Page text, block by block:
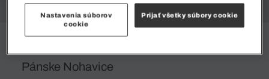
Pánske Nohavice
Nastavenia súborov
cookie
Prijať všetky súbory cookie